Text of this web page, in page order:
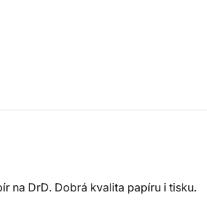
na DrD. Dobrá kvalita papíru i tisku.